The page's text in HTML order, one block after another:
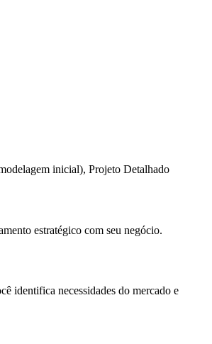
inicial), Projeto Detalhado
estratégico com seu negócio.
identifica necessidades do mercado e